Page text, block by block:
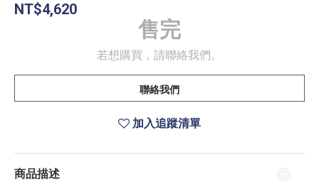
NT$4,620
售完
若想購買，請聯絡我們。
聯絡我們
加入追蹤清單
商品描述